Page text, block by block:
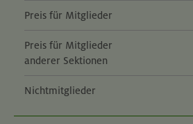
Preis für Mitglieder
Preis für Mitglieder
anderer Sektionen
Nichtmitglieder